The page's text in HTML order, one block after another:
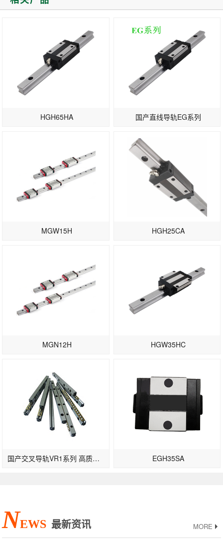
直线导轨安装表面和定位表面
HGH65HA 国产直线导轨EG系列
MGW15H HGH25CA
MGN12H HGW35HC
国产交叉导轨VR1系列 高质量滚柱导轨 EGH35SA
NEWS 最新资讯 MORE